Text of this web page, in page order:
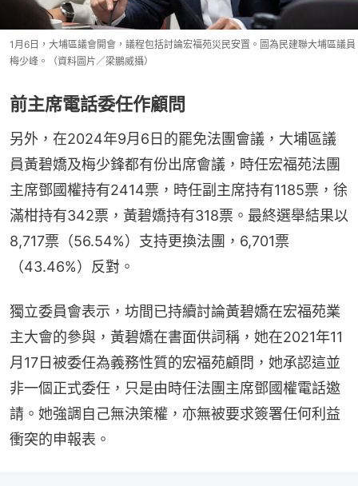
1月6日，大埔區議會開會，議程包括討論宏福苑災民安置。圖為民建聯大埔區議員
梅少峰。（資料圖片／梁鵬威攝）
前主席電話委任作顧問
另外，在2024年9月6日的罷免法團會議，大埔區議
員黃碧嬌及梅少鋒都有份出席會議，時任宏福苑法團
主席鄧國權持有2414票，時任副主席持有1185票，徐
滿柑持有342票，黃碧嬌持有318票。最終選舉結果以
8,717票（56.54%）支持更換法團，6,701票
（43.46%）反對。
獨立委員會表示，坊間已持續討論黃碧嬌在宏福苑業
主大會的參與，黃碧嬌在書面供詞稱，她在2021年11
月17日被委任為義務性質的宏福苑顧問，她承認這並
非一個正式委任，只是由時任法團主席鄧國權電話邀
請。她強調自己無決策權，亦無被要求簽署任何利益
衝突的申報表。